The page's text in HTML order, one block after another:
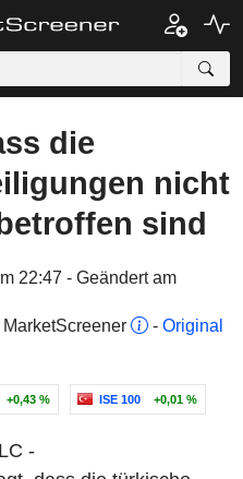
die
nicht
sind
22:47 - Geändert am
- Original
+0,43 % ISE 100 +0,01 %
-